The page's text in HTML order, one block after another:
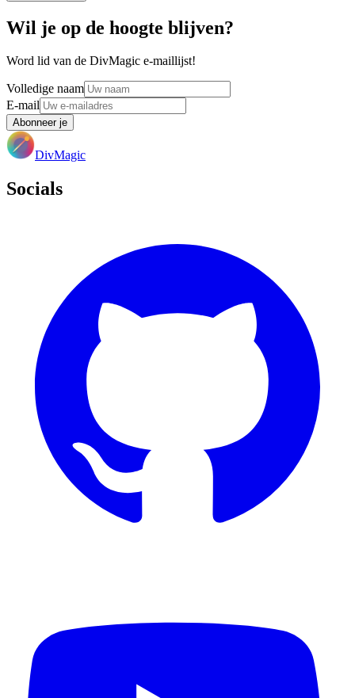
Wil je op de hoogte blijven?
Word lid van de DivMagic e-maillijst!
Volledige naam
E-mail
Abonneer je
DivMagic
Socials